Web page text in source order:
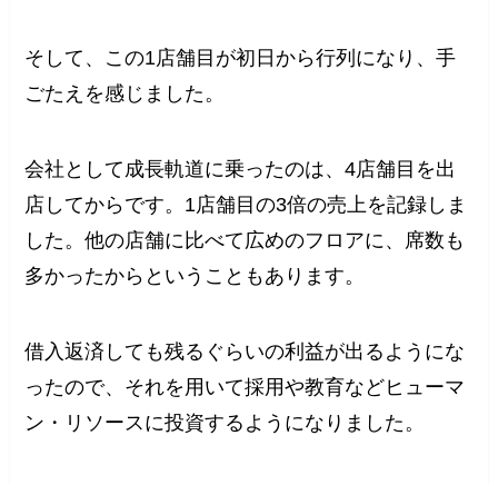
そして、この1店舗目が初日から行列になり、手
ごたえを感じました。
会社として成長軌道に乗ったのは、4店舗目を出
店してからです。1店舗目の3倍の売上を記録しま
した。他の店舗に比べて広めのフロアに、席数も
多かったからということもあります。
借入返済しても残るぐらいの利益が出るようにな
ったので、それを用いて採用や教育などヒューマ
ン・リソースに投資するようになりました。